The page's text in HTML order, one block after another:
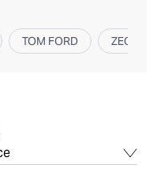
TOM FORD ZEGNA